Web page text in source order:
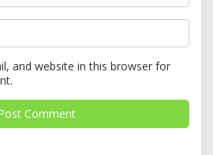
and website in this browser for